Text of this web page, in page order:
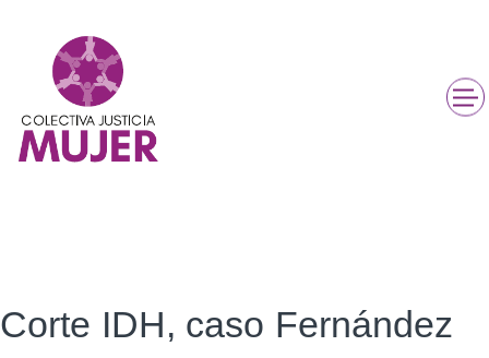
Corte IDH, caso Fernández